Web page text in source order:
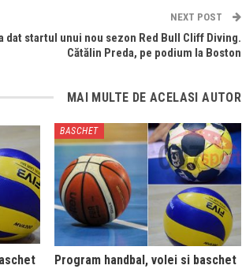
NEXT POST
dat startul unui nou sezon Red Bull Cliff Diving.
Cătălin Preda, pe podium la Boston
MAI MULTE DE ACELASI AUTOR
BASCHET
Program handbal, volei si baschet